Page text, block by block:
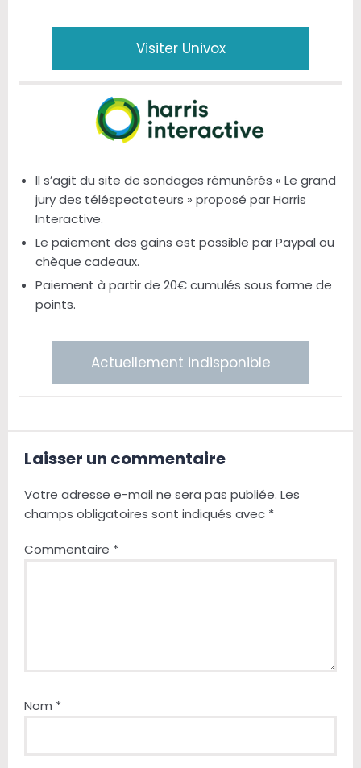
Visiter Univox
Il s’agit du site de sondages rémunérés « Le grand
jury des téléspectateurs » proposé par Harris
Interactive.
Le paiement des gains est possible par Paypal ou
chèque cadeaux.
Paiement à partir de 20€ cumulés sous forme de
points.
Actuellement indisponible
Laisser un commentaire
Votre adresse e-mail ne sera pas publiée. Les
champs obligatoires sont indiqués avec *
Commentaire *
Nom *